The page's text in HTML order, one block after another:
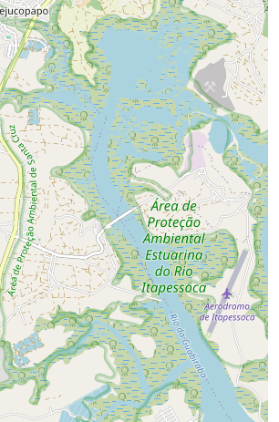
Ícone